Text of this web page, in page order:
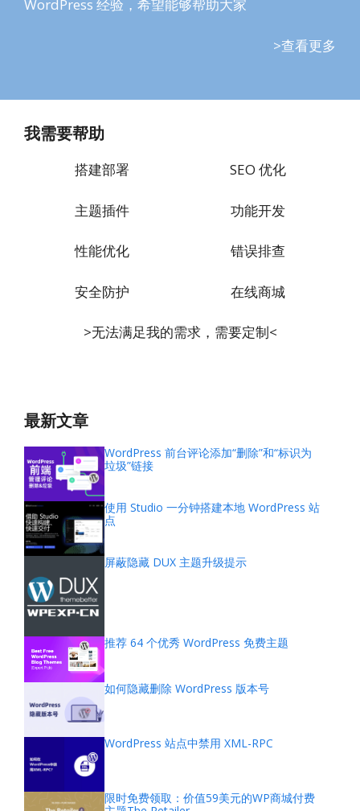
WordPress 经验，希望能够帮助大家
>查看更多
我需要帮助
搭建部署
主题插件
性能优化
安全防护
SEO 优化
功能开发
错误排查
在线商城
>无法满足我的需求，需要定制<
最新文章
WordPress 前台评论添加“删除”和“标识为
垃圾”链接
使用 Studio 一分钟搭建本地 WordPress 站
点
屏蔽隐藏 DUX 主题升级提示
推荐 64 个优秀 WordPress 免费主题
如何隐藏删除 WordPress 版本号
WordPress 站点中禁用 XML-RPC
限时免费领取：价值59美元的WP商城付费